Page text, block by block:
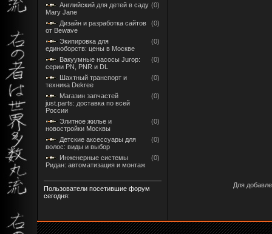
Английский для детей в саду
Mary Jane
(0)
Дизайн и разработка сайтов
от Bewave
(0)
Экипировка для
единоборств: цены в Москве
(0)
Вакуумные насосы Jurop:
серии PN, PNR и DL
(0)
Шахтный транспорт и
техника Dekree
(0)
Магазин запчастей
just.parts: доставка по всей
России
(0)
Элитное жилье и
новостройки Москвы
(0)
Детские аксессуары для
волос: виды и выбор
(0)
Инженерные системы
Ридан: автоматизация и монтаж
(0)
Пользователи посетившие форум
сегодня:
Для